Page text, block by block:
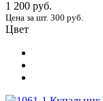
1 200 руб.
Цена за шт. 300 руб.
Цвет